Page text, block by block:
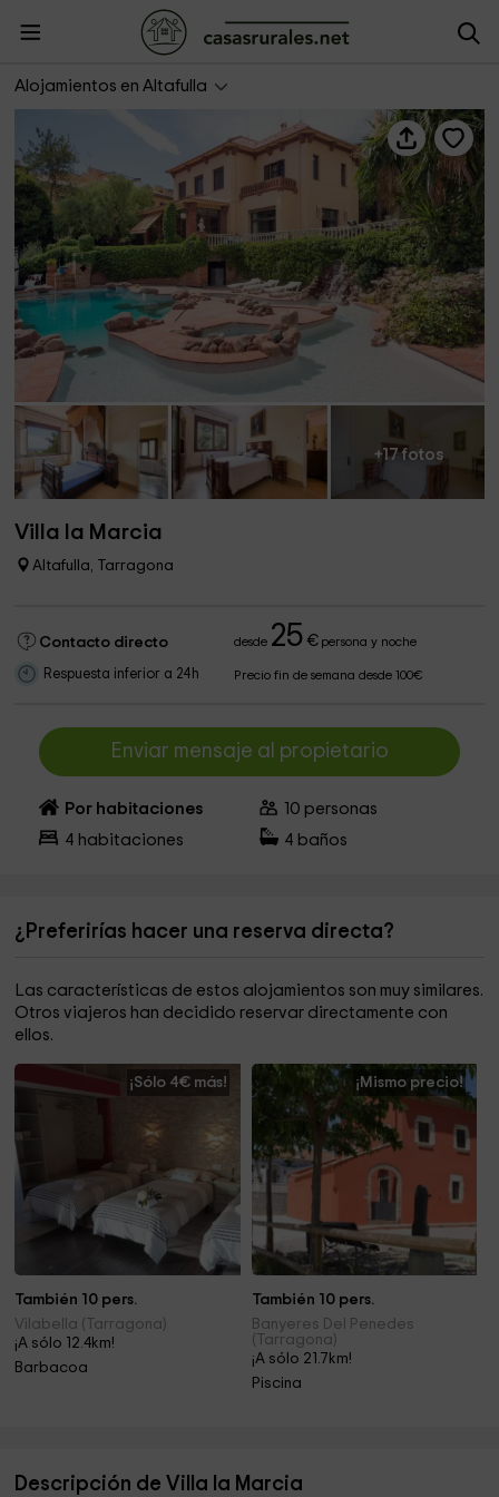
Alojamientos en Altafulla
+17 fotos
Villa la Marcia
Altafulla, Tarragona
Contacto directo desde 25 €persona y noche
Respuesta inferior a 24h Precio fin de semana desde 100€
Enviar mensaje al propietario
Por habitaciones 10 personas
4 habitaciones 4 baños
¿Preferirías hacer una reserva directa?
Las características de estos alojamientos son muy similares.
Otros viajeros han decidido reservar directamente con
ellos.
¡Sólo 4€ más!
También 10 pers.
Vilabella (Tarragona)
¡A sólo 12.4km!
Barbacoa
¡Mismo precio!
También 10 pers.
Banyeres Del Penedes
(Tarragona)
¡A sólo 21.7km!
Piscina
Descripción de Villa la Marcia